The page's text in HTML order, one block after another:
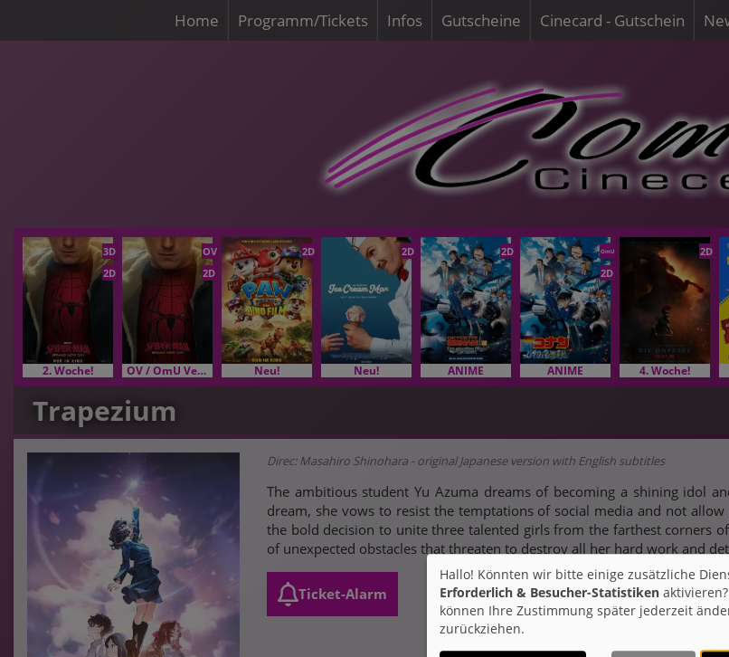
Home Programm/Tickets Infos Gutscheine Cinecard - Gutschein
3D
2D
2. Woche!
OV
2D
OV / OmU Versionen
2D
Neu!
2D
Neu!
2D
ANIME
OmU
2D
ANIME
2D
4. Woche!
Trapezium
Direc: Masahiro Shinohara - original Japanese version with English subtitles
The ambitious student Yu Azuma dreams of becoming a shining idol
dream, she vows to resist the temptations of social media and not
the bold decision to unite three talented girls from the farthest corners
of unexpected obstacles that threaten to destroy all her hard work and
Ticket-Alarm
Hallo! Könnten wir bitte einige zusätzliche
Erforderlich & Besucher-Statistiken
können Ihre Zustimmung später jederzeit
zurückziehen.